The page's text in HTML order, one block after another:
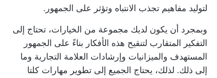
لتوليد مفاهيم تجذب الانتباه وتؤثر على الجمهور.
وبمجرد أن يكون لديك مجموعة من الخيارات، تحتاج إلى
التفكير المتقارب لتنقيح هذه الأفكار بناءً على الجمهور
المستهدف والميزانيات وإرشادات العلامة التجارية وما
إلى ذلك. لذلك، يحتاج الجميع إلى تطوير مهارات كلتا